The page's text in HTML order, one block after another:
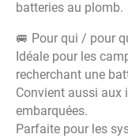
batteries au plomb.
🚐 Pour qui / pour
Idéale pour les
recherchant une
Convient aussi aux
embarquées.
Parfaite pour les